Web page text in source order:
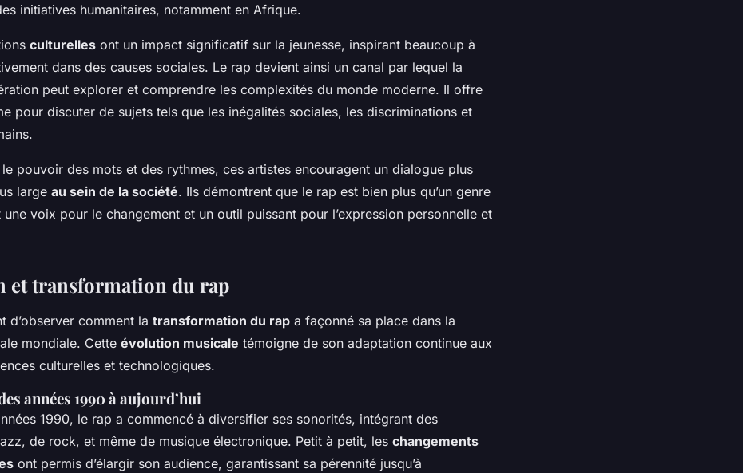
initiatives humanitaires, notamment en Afrique.
culturelles ont un impact significatif sur la jeunesse, inspirant beaucoup à
dans des causes sociales. Le rap devient ainsi un canal par lequel la
peut explorer et comprendre les complexités du monde moderne. Il offre
pour discuter de sujets tels que les inégalités sociales, les discriminations et
pouvoir des mots et des rythmes, ces artistes encouragent un dialogue plus
large au sein de la société. Ils démontrent que le rap est bien plus qu’un genre
une voix pour le changement et un outil puissant pour l’expression personnelle et
et transformation du rap
d’observer comment la transformation du rap a façonné sa place dans la
mondiale. Cette évolution musicale témoigne de son adaptation continue aux
culturelles et technologiques.
années 1990 à aujourd’hui
1990, le rap a commencé à diversifier ses sonorités, intégrant des
de rock, et même de musique électronique. Petit à petit, les changements
ont permis d’élargir son audience, garantissant sa pérennité jusqu’à